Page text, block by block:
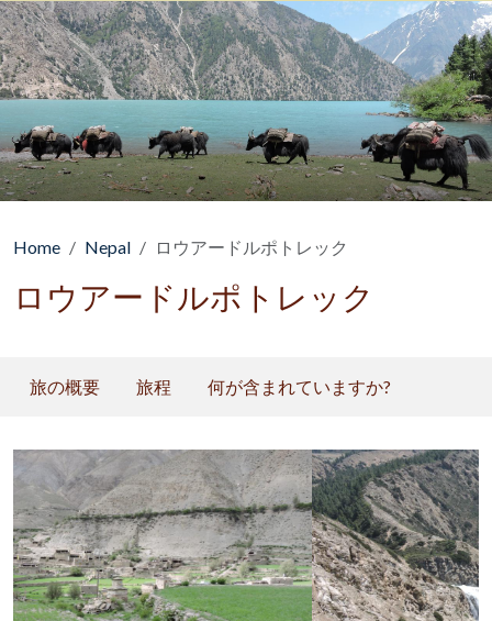
Home Nepal ロウアードルポトレック
ロウアードルポトレック
旅の概要 旅程 何が含まれていますか?